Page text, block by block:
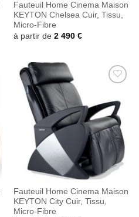
Fauteuil Home Cinema Maison
KEYTON Chelsea Cuir, Tissu,
Micro-Fibre
à partir de 2 490 €
à la
wishlist
Fauteuil Home Cinema Maison
KEYTON City Cuir, Tissu,
Micro-Fibre